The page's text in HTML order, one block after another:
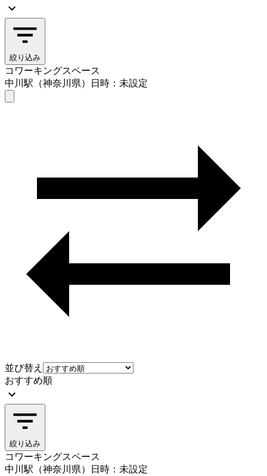
絞り込み
コワーキングスペース
中川駅（神奈川県）
日時：未設定
並び替え
おすすめ順
絞り込み
コワーキングスペース
中川駅（神奈川県）
日時：未設定